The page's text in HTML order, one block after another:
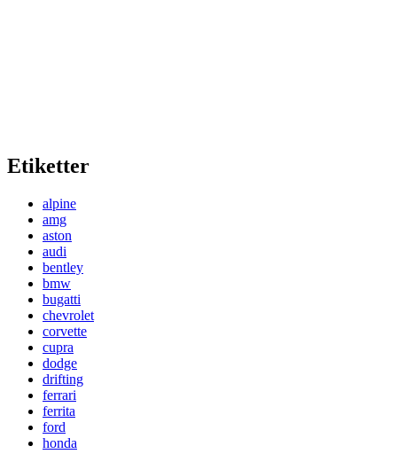
Etiketter
alpine
amg
aston
audi
bentley
bmw
bugatti
chevrolet
corvette
cupra
dodge
drifting
ferrari
ferrita
ford
honda